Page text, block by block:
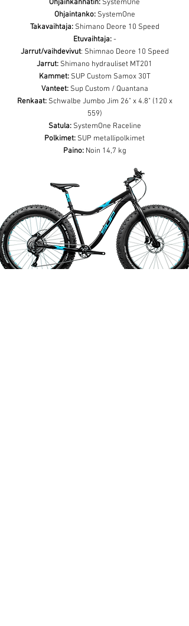
Ohjainkannatin: SystemOne
Ohjaintanko: SystemOne
Takavaihtaja:Shimano Deore 10 Speed
Etuvaihtaja:-
Jarrut/vaihdevivut: Shimnao Deore 10 Speed
Jarrut: Shimano hydrauliset MT201
Kammet:SUP Custom Samox 30T
Vanteet:Sup Custom / Quantana
Renkaat:Schwalbe Jumbo Jim 26" x 4.8" (120 x
559)
Satula:SystemOne Raceline
Polkimet: SUP metallipolkimet
Paino: Noin 14,7 kg